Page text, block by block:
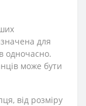
для
одночасно.
може бути
від розміру